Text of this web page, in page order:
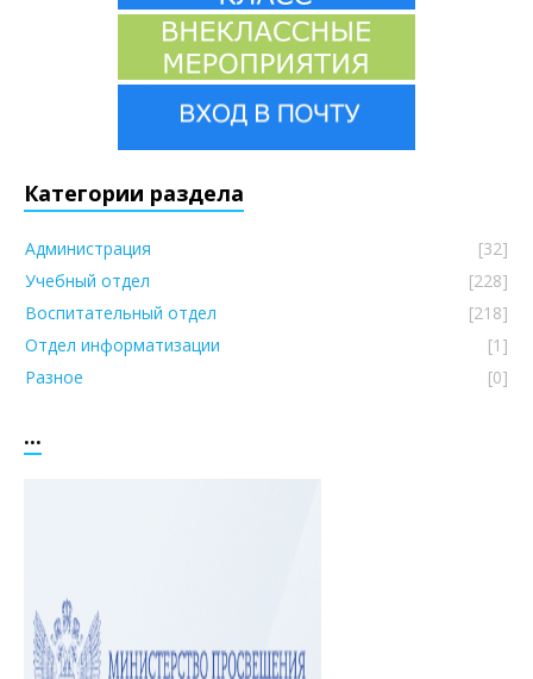
Категории раздела
Администрация
[32]
Учебный отдел
[228]
Воспитательный отдел
[218]
Отдел информатизации
[1]
Разное
[0]
...